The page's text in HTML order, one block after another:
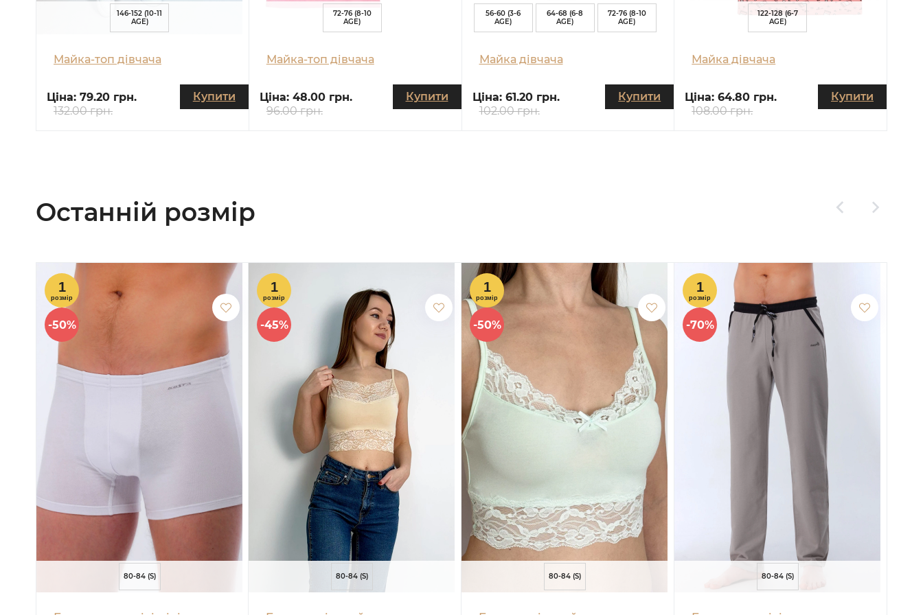
146-152 (10-11
AGE)
Майка-топ дівчача
Ціна: 79.20 грн.
132.00 грн.
Купити
72-76 (8-10
AGE)
Майка-топ дівчача
Ціна: 48.00 грн.
96.00 грн.
Купити
56-60 (3-6
AGE)
64-68 (6-8
AGE)
72-76 (8-10
AGE)
Майка дівчача
Ціна: 61.20 грн.
102.00 грн.
Купити
122-128 (6-7
AGE)
Майка дівчача
Ціна:64.80 грн.
108.00 грн.
Купити
Останній розмір
-50%
80-84 (S)
-45%
80-84 (S)
-50%
80-84 (S)
-70%
80-84 (S)